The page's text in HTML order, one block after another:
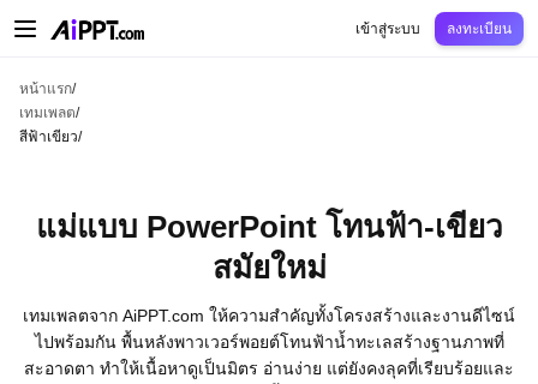
เทมเพลตการศึก
เข้าสู่ระบบ ลงทะเบียน
หน้าแรก/
เทมเพลต/
สีฟ้าเขียว/
แม่แบบ PowerPoint โทนฟ้า-เขียว
สมัยใหม่
เทมเพลตจาก AiPPT.com ให้ความสำคัญทั้งโครงสร้างและงานดีไซน์
ไปพร้อมกัน พื้นหลังพาวเวอร์พอยต์โทนฟ้าน้ำทะเลสร้างฐานภาพที่
สะอาดตา ทำให้เนื้อหาดูเป็นมิตร อ่านง่าย แต่ยังคงลุคที่เรียบร้อยและ